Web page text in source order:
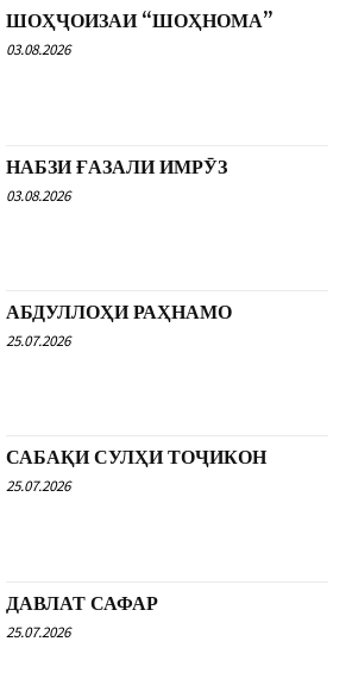
ШОҲҶОИЗАИ “ШОҲНОМА”
03.08.2026
НАБЗИ ҒАЗАЛИ ИМРӮЗ
03.08.2026
АБДУЛЛОҲИ РАҲНАМО
25.07.2026
САБАҚИ СУЛҲИ ТОҶИКОН
25.07.2026
ДАВЛАТ САФАР
25.07.2026